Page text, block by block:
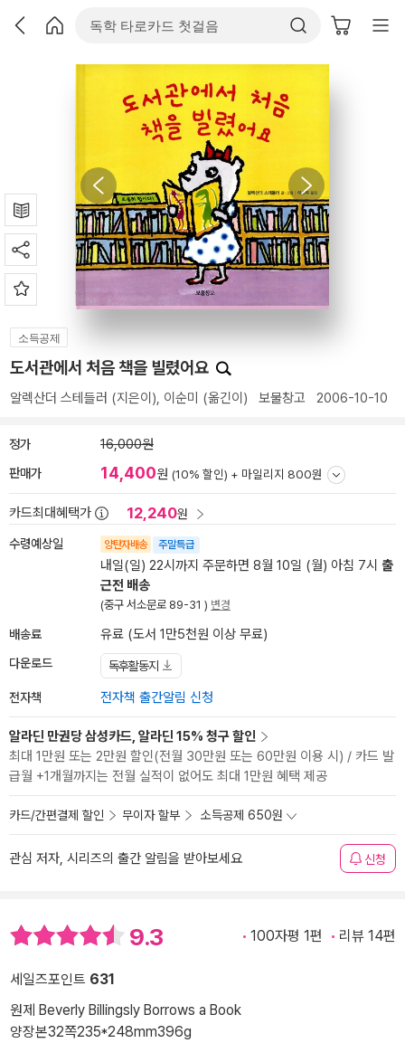
소득공제
도서관에서 처음 책을 빌렸어요
알렉산더 스테들러 (지은이), 이순미 (옮긴이) 보물창고 2006-10-10
정가 16,000원
판매가 14,400원 (10% 할인) + 마일리지 800원
카드최대혜택가 12,240원
수령예상일 양탄자배송 주말특급
내일(일) 22시까지 주문하면 8월 10일 (월) 아침 7시 출
근전 배송
(중구 서소문로 89-31 ) 변경
배송료 유료 (도서 1만5천원 이상 무료)
다운로드 독후활동지
전자책 전자책 출간알림 신청
알라딘 만권당 삼성카드, 알라딘 15% 청구 할인
최대 1만원 또는 2만원 할인(전월 30만원 또는 60만원 이용 시) / 카드 발
급월 +1개월까지는 전월 실적이 없어도 최대 1만원 혜택 제공
카드/간편결제 할인 무이자 할부 소득공제 650원
관심 저자, 시리즈의 출간 알림을 받아보세요 신청
9.3 100자평 1편 리뷰 14편
세일즈포인트 631
원제 Beverly Billingsly Borrows a Book
양장본32쪽235*248mm396g